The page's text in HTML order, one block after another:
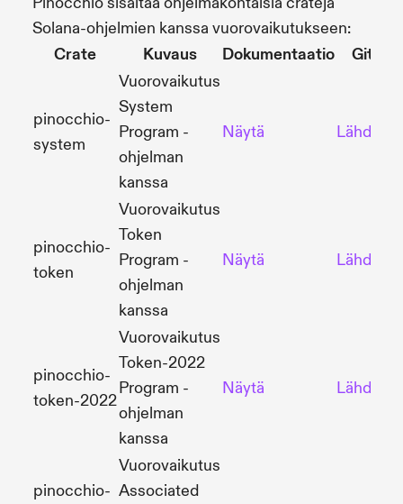
Solana-ohjelmien kanssa vuorovaikutukseen:
Crate
Kuvaus Dokumentaatio GitHub
pinocchio-
system
Vuorovaikutus
System
Program -
ohjelman
kanssa
Näytä
pinocchio-
token
Vuorovaikutus
Token
Program -
ohjelman
kanssa
Näytä
pinocchio-
token-2022
Vuorovaikutus
Token-2022
Program -
ohjelman
kanssa
Näytä
pinocchio-
Vuorovaikutus
Associated